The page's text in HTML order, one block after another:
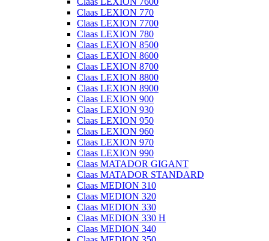
Claas LEXION 770
Claas LEXION 7700
Claas LEXION 780
Claas LEXION 8500
Claas LEXION 8600
Claas LEXION 8700
Claas LEXION 8800
Claas LEXION 8900
Claas LEXION 900
Claas LEXION 930
Claas LEXION 950
Claas LEXION 960
Claas LEXION 970
Claas LEXION 990
Claas MATADOR GIGANT
Claas MATADOR STANDARD
Claas MEDION 310
Claas MEDION 320
Claas MEDION 330
Claas MEDION 330 H
Claas MEDION 340